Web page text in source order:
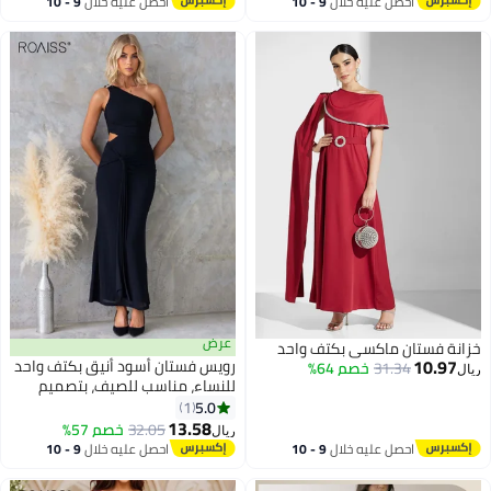
اغسطس اغسطس
خزانة فستان ماكسي بكتف واحد
ريال10.97
31.34خصم 64%
احصل عليه خلال 9 - 10
عرض
رويس فستان أسود أنيق بكتف واحد
للنساء، مناسب للصيف، بتصميم
شبكي أنيق، بدون أكمام، بياقة
مائلة، وخصر مكشوف، يصل طوله
إلى الكاحل.
5.0
1
ريال13.58
32.05خصم 57%
احصل عليه خلال 9 - 10